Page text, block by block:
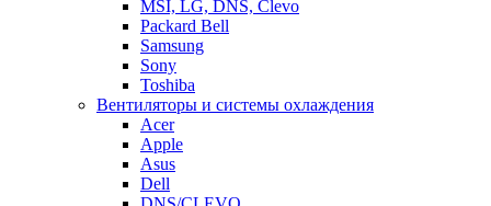
MSI, LG, DNS, Clevo
Packard Bell
Samsung
Sony
Toshiba
Вентиляторы и системы охлаждения
Acer
Apple
Asus
Dell